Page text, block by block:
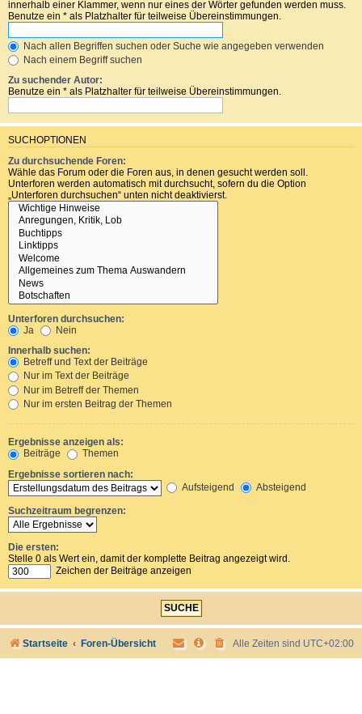
innerhalb einer Klammer, wenn nur eines der Wörter gefunden werden muss.
Benutze ein * als Platzhalter für teilweise Übereinstimmungen.
Nach allen Begriffen suchen oder Suche wie angegeben verwenden
Nach einem Begriff suchen
Zu suchender Autor:
Benutze ein * als Platzhalter für teilweise Übereinstimmungen.
SUCHOPTIONEN
Zu durchsuchende Foren:
Wähle das Forum oder die Foren aus, in denen gesucht werden soll.
Unterforen werden automatisch mit durchsucht, sofern du die Option
„Unterforen durchsuchen“ unten nicht deaktivierst.
Unterforen durchsuchen:
Ja
Nein
Innerhalb suchen:
Betreff und Text der Beiträge
Nur im Text der Beiträge
Nur im Betreff der Themen
Nur im ersten Beitrag der Themen
Ergebnisse anzeigen als:
Beiträge
Themen
Ergebnisse sortieren nach:
Aufsteigend
Absteigend
Suchzeitraum begrenzen:
Die ersten:
Stelle 0 als Wert ein, damit der komplette Beitrag angezeigt wird.
Zeichen der Beiträge anzeigen
Startseite Foren-Übersicht Alle Zeiten sind UTC+02:00